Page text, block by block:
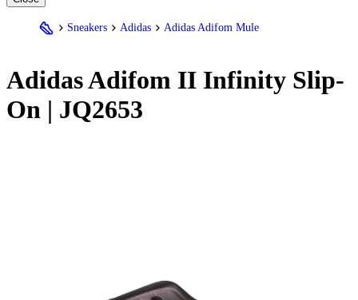
Sneakers Adidas Adidas Adifom Mule
AdidasAdifom II Infinity Slip-
On | JQ2653